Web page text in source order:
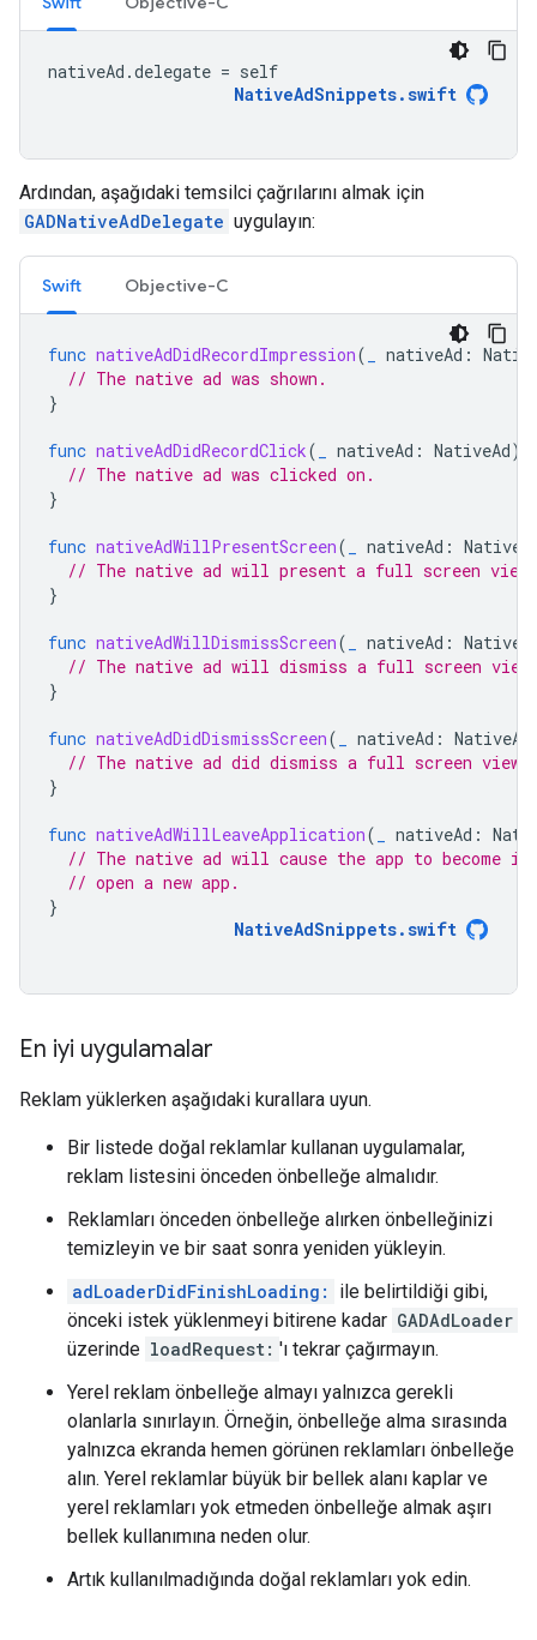
nativeAd .delegate = self
NativeAdSnippets.swift
Ardından, aşağıdaki temsilci çağrılarını almak için
GADNativeAdDelegate uygulayın:
Swift Objective-C
func nativeAdDidRecordImpression( nativeAd :
// The native ad was shown.
}
func nativeAdDidRecordClick( nativeAd : NativeAd)
// The native ad was clicked on.
}
func nativeAdWillPresentScreen( nativeAd :
// The native ad will present a full screen view.
}
func nativeAdWillDismissScreen( nativeAd :
// The native ad will dismiss a full screen
}
func nativeAdDidDismissScreen( nativeAd : NativeAd
// The native ad did dismiss a full screen view.
}
func nativeAdWillLeaveApplication( nativeAd :
// The native ad will cause the app to become
// open a new app.
}
NativeAdSnippets.swift
En iyi uygulamalar
Reklam yüklerken aşağıdaki kurallara uyun.
Bir listede doğal reklamlar kullanan uygulamalar,
reklam listesini önceden önbelleğe almalıdır.
Reklamları önceden önbelleğe alırken önbelleğinizi
temizleyin ve bir saat sonra yeniden yükleyin.
adLoaderDidFinishLoading:
ile belirtildiği gibi,
önceki istek yüklenmeyi bitirene kadar GADAdLoader
üzerinde loadRequest: 'ı tekrar çağırmayın.
Yerel reklam önbelleğe almayı yalnızca gerekli
olanlarla sınırlayın. Örneğin, önbelleğe alma sırasında
yalnızca ekranda hemen görünen reklamları önbelleğe
alın. Yerel reklamlar büyük bir bellek alanı kaplar ve
yerel reklamları yok etmeden önbelleğe almak aşırı
bellek kullanımına neden olur.
Artık kullanılmadığında doğal reklamları yok edin.